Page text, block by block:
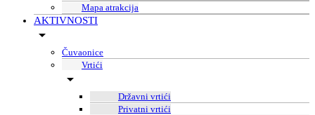
Mapa atrakcija
AKTIVNOSTI
Čuvaonice
Vrtići
Državni vrtići
Privatni vrtići